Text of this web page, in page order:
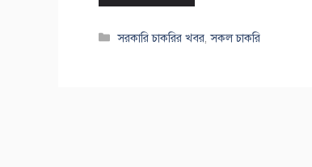
Categories
সরকারি চাকরির খবর,সকল চাকরি